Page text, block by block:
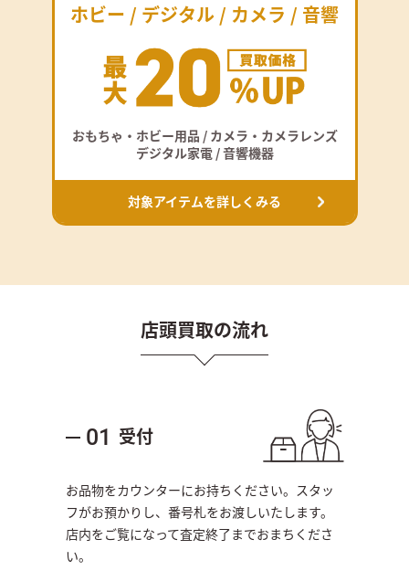
ホビー / デジタル / カメラ / 音響
おもちゃ・ホビー用品 / カメラ・カメラレンズ
デジタル家電 / 音響機器
対象アイテムを詳しくみる
店頭買取の流れ
01 受付
お品物をカウンターにお持ちください。スタッ
フがお預かりし、番号札をお渡しいたします。
店内をご覧になって査定終了までおまちくださ
い。